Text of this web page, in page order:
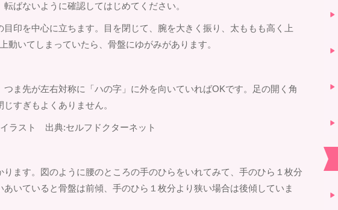
ばないように確認してはじめてください。
印を中心に立ちます。目を閉じて、腕を大きく振り、太ももも高く上
いてしまっていたら、骨盤にゆがみがあります。
ま先が左右対称に「ハの字」に外を向いていればOKです。足の開く角
すぎもよくありません。
イラスト 出典:セルフドクターネット
ます。図のように腰のところの手のひらをいれてみて、手のひら１枚分
いていると骨盤は前傾、手のひら１枚分より狭い場合は後傾していま